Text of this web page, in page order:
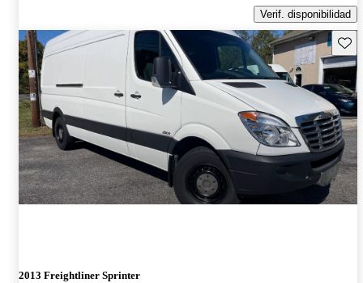
Verif. disponibilidad
2013 Freightliner Sprinter